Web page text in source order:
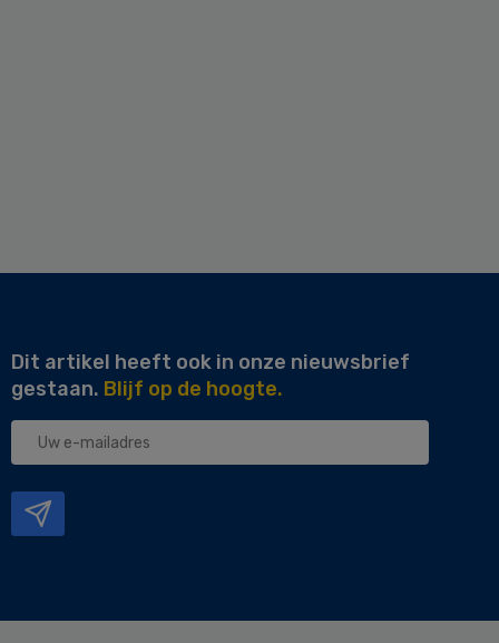
Dit artikel heeft ook in onze nieuwsbrief
gestaan. Blijf op de hoogte.
Uw